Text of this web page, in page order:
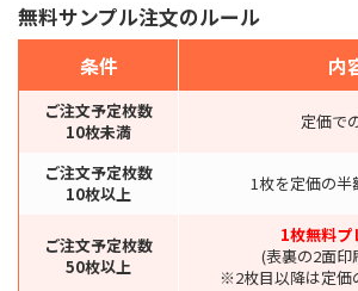
無料サンプル注文のルール
条件
内
ご注文予定枚数
10枚未満
定価で
ご注文予定枚数
10枚以上
1枚を定価の半
ご注文予定枚数
50枚以上
1枚無料プ
(表裏の2面印
※2枚目以降は定価